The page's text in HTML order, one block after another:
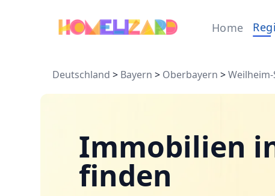
Home
Deutschland > Bayern > Oberbayern >
Immobilien
finden